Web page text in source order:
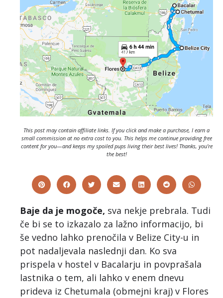
This post may contain affiliate links. If you click and make a purchase, I earn a
small commission at no extra cost to you. This helps me continue providing free
content for you—and keeps my spoiled pups living their best lives! Thanks, you’re
the best!
Baje da je mogoče, sva nekje prebrala. Tudi
če bi se to izkazalo za lažno informacijo, bi
še vedno lahko prenočila v Belize City-u in
pot nadaljevala naslednji dan. Ko sva
prispela v hostel v Bacalarju in povprašala
lastnika o tem, ali lahko v enem dnevu
prideva iz Chetumala (obmejni kraj) v Flores